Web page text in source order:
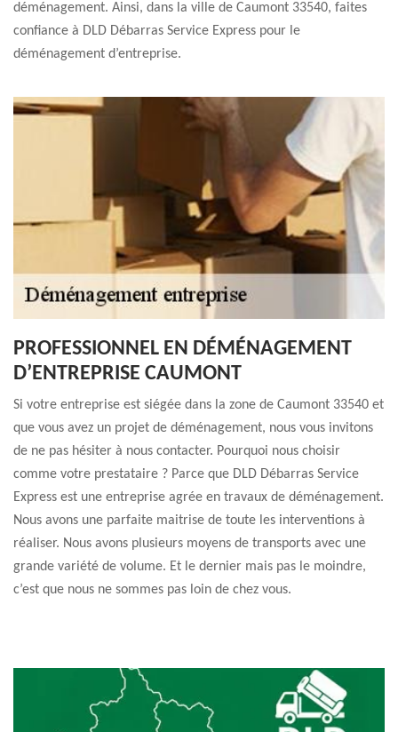
déménagement. Ainsi, dans la ville de Caumont 33540, faites
confiance à DLD Débarras Service Express pour le
déménagement d’entreprise.
PROFESSIONNEL EN DÉMÉNAGEMENT
D’ENTREPRISE CAUMONT
Si votre entreprise est siégée dans la zone de Caumont 33540 et
que vous avez un projet de déménagement, nous vous invitons
de ne pas hésiter à nous contacter. Pourquoi nous choisir
comme votre prestataire ? Parce que DLD Débarras Service
Express est une entreprise agrée en travaux de déménagement.
Nous avons une parfaite maitrise de toute les interventions à
réaliser. Nous avons plusieurs moyens de transports avec une
grande variété de volume. Et le dernier mais pas le moindre,
c’est que nous ne sommes pas loin de chez vous.